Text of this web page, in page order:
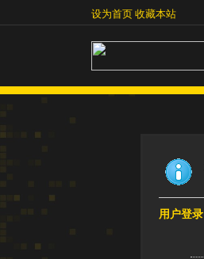
收藏本站设为首页收藏本站
用户登录